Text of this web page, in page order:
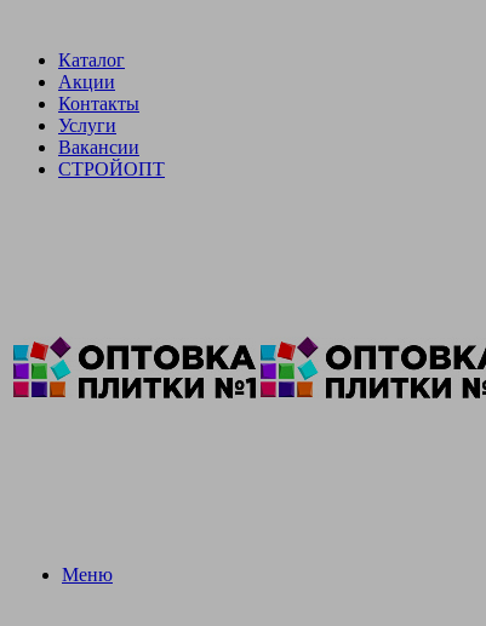
Каталог
Акции
Контакты
Услуги
Вакансии
СТРОЙОПТ
Меню